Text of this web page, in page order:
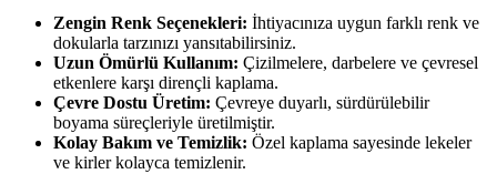
Zengin Renk Seçenekleri: İhtiyacınıza uygun farklı renk ve
dokularla tarzınızı yansıtabilirsiniz.
Uzun Ömürlü Kullanım: Çizilmelere, darbelere ve çevresel
etkenlere karşı dirençli kaplama.
Çevre Dostu Üretim: Çevreye duyarlı, sürdürülebilir
boyama süreçleriyle üretilmiştir.
Kolay Bakım ve Temizlik: Özel kaplama sayesinde lekeler
ve kirler kolayca temizlenir.